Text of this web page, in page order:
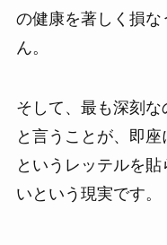
の健康を著しく損
ん。
そして、最も深刻な
と言うことが、即座
というレッテルを
いという現実です。